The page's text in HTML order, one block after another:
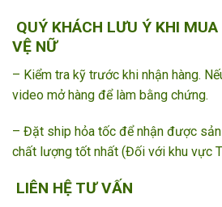
QUÝ KHÁCH LƯU Ý KHI
VỆ NỮ
– Kiểm tra kỹ trước khi nhận hàng.
video mở hàng để làm bằng chứng.
– Đặt ship hỏa tốc để nhận được
chất lượng tốt nhất (Đối với khu vực
LIÊN HỆ TƯ VẤN